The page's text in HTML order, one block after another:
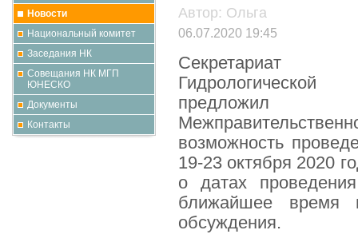
Новости
Национальный комитет
Заседания НК
Совещания НК МГП
ЮНЕСКО
Документы
Контакты
Автор: Ольга
06.07.2020 19:45
Секретариат
предложил
возможность
19-23 октября 2020
о датах
ближайшее время
обсуждения.